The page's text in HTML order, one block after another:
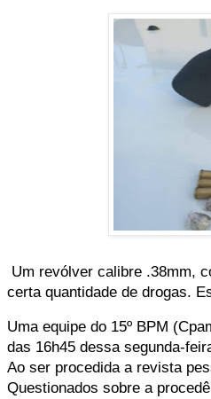
Um revólver calibre .38mm,
certa quantidade de drogas.
Uma equipe do 15º BPM
das 16h45 dessa segunda-
Ao ser procedida a revista
Questionados sobre a